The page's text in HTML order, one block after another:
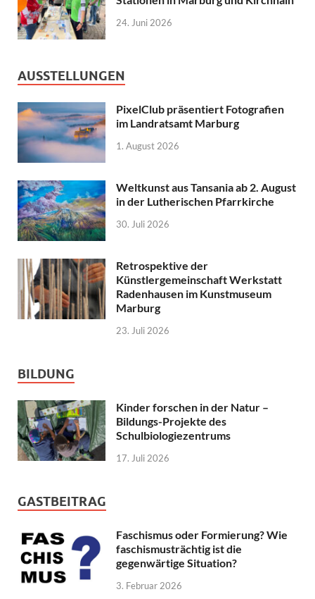
24. Juni 2026
AUSSTELLUNGEN
PixelClub präsentiert Fotografien
im Landratsamt Marburg
1. August 2026
Weltkunst aus Tansania ab 2. August
in der Lutherischen Pfarrkirche
30. Juli 2026
Retrospektive der
Künstlergemeinschaft Werkstatt
Radenhausen im Kunstmuseum
Marburg
23. Juli 2026
BILDUNG
Kinder forschen in der Natur –
Bildungs-Projekte des
Schulbiologiezentrums
17. Juli 2026
GASTBEITRAG
Faschismus oder Formierung? Wie
faschismusträchtig ist die
gegenwärtige Situation?
3. Februar 2026